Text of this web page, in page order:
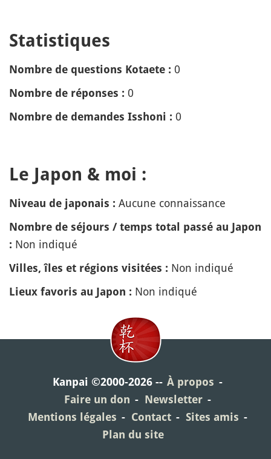
Statistiques
Nombre de questions Kotaete : 0
Nombre de réponses : 0
Nombre de demandes Isshoni : 0
Le Japon & moi :
Niveau de japonais : Aucune connaissance
Nombre de séjours / temps total passé au Japon
: Non indiqué
Villes, îles et régions visitées : Non indiqué
Lieux favoris au Japon : Non indiqué
Kanpai ©2000-2026
À propos
Faire un don
Newsletter
Mentions légales
Contact
Sites amis
Plan du site